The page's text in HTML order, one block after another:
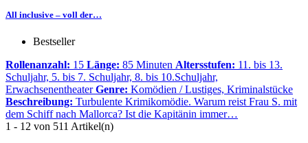
All inclusive – voll der…
Bestseller
Rollenanzahl: 15 Länge: 85 Minuten Altersstufen: 11. bis 13.
Schuljahr, 5. bis 7. Schuljahr, 8. bis 10.Schuljahr,
Erwachsenentheater Genre: Komödien / Lustiges, Kriminalstücke
Beschreibung: Turbulente Krimikomödie. Warum reist Frau S. mit
dem Schiff nach Mallorca? Ist die Kapitänin immer…
1 - 12 von 511 Artikel(n)